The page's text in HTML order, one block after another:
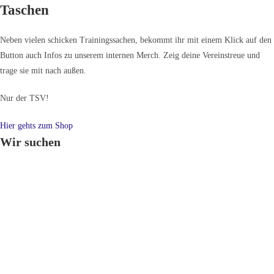
Taschen
Neben vielen schicken Trainingssachen, bekommt ihr mit einem Klick auf den
Button auch Infos zu unserem internen Merch. Zeig deine Vereinstreue und
trage sie mit nach außen.
Nur der TSV!
Hier gehts zum Shop
Wir suchen